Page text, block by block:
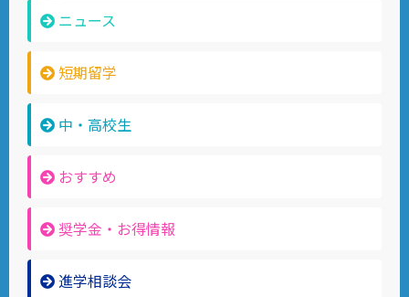
ニュース
短期留学
中・高校生
おすすめ
奨学金・お得情報
進学相談会